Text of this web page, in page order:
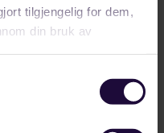
tilgjengelig for dem,
din bruk av